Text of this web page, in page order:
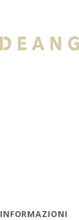
INFORMAZIONI